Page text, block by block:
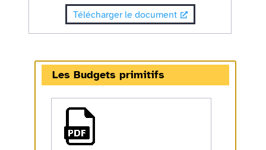
Télécharger le document
Les Budgets primitifs